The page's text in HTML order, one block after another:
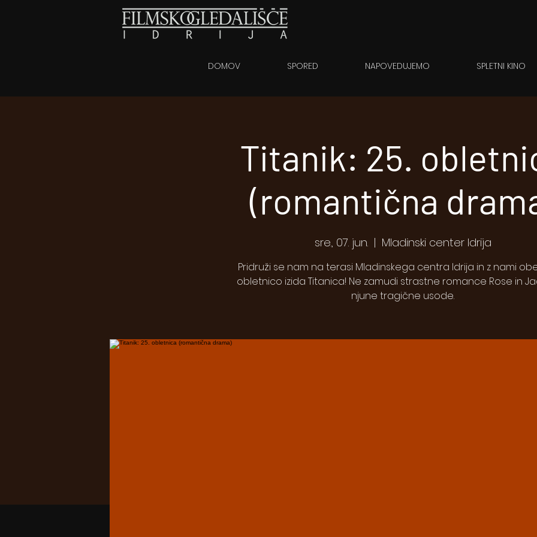
DOMOV SPORED NAPOVEDUJEMO SPLETNI KINO
Titanik: 25.
(romantična
sre., 07. jun.
  |
Mladinski center Idrija
Pridruži se nam na terasi Mladinskega centra Idrija in z nami
obletnico izida Titanica! Ne zamudi strastne romance Rose in
njune tragične usode.